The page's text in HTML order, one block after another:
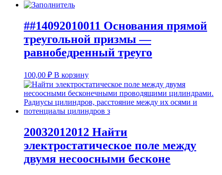
##14092010011 Основания прямой
треугольной призмы —
равнобедренный треуго
100,00 ₽ В корзину
20032012012 Найти
электростатическое поле между
двумя несоосными бесконе